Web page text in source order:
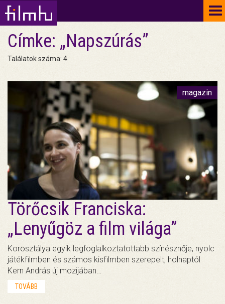
Címke: „Napszúrás”
Találatok száma: 4
magazin
Törőcsik Franciska:
„Lenyűgöz a film világa”
Korosztálya egyik legfoglalkoztatottabb színésznője, nyolc
játékfilmben és számos kisfilmben szerepelt, holnaptól
Kern András új mozijában…
TOVÁBB